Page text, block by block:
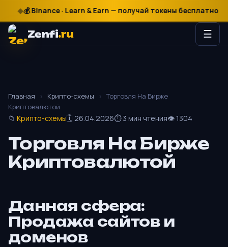
₽
$
€
💰 Binance · Learn & Earn — получай токены бесплатно
Zenfi.ru ☰
Главная › Крипто-схемы › Торговля На Бирже
Криптовалютой
📁 Крипто-схемы🗓 26.04.2026⏱ 3 мин чтения👁 1304
Торговля На Бирже
Криптовалютой
Данная сфера:
Продажа сайтов и
доменов